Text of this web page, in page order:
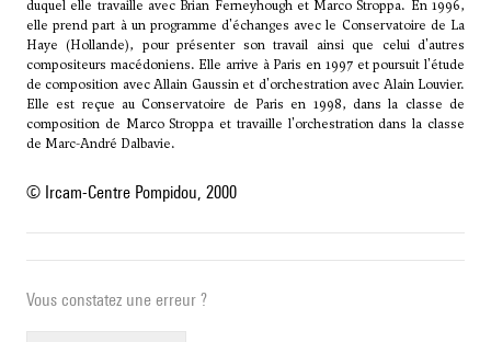
duquel elle travaille avec Brian Ferneyhough et Marco Stroppa. En 1996,
elle prend part à un programme d'échanges avec le Conservatoire de La
Haye (Hollande), pour présenter son travail ainsi que celui d'autres
compositeurs macédoniens. Elle arrive à Paris en 1997 et poursuit l'étude
de composition avec Allain Gaussin et d'orchestration avec Alain Louvier.
Elle est reçue au Conservatoire de Paris en 1998, dans la classe de
composition de Marco Stroppa et travaille l'orchestration dans la classe
de Marc-André Dalbavie.
© Ircam-Centre Pompidou, 2000
Vous constatez une erreur ?